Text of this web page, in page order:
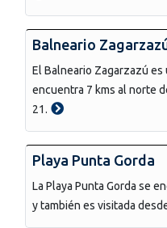
Balneario
El Balneario Zagarzazú
encuentra 7 kms al norte
21.
Playa Punta Gorda
La Playa Punta Gorda se
y también es visitada